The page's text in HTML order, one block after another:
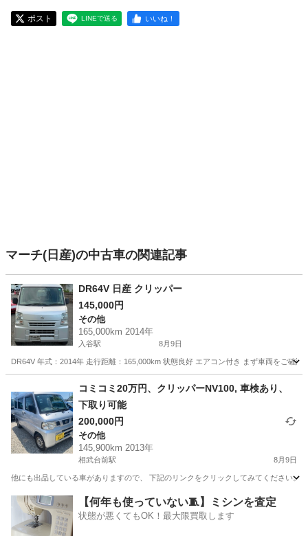
ポスト LINEで送る いいね！
マーチ(日産)の中古車の関連記事
DR64V 日産 クリッパー
145,000円
その他
165,000km 2014年
入谷駅 8月9日
DR64V 年式：2014年 走行距離：165,000km 状態良好 エアコン付き まず車両をご確
その他
コミコミ20万円、クリッパーNV100, 車検あり、
下取り可能
200,000円
その他
145,900km 2013年
相武台前駅 8月9日
他にも出品している車がありますので、 下記のリンクをクリックしてみてください。
神奈川 相模原市 相武台前駅 その他 クリッパー
【何年も使っていない🧵】ミシンを査定
状態が悪くてもOK！最大限買取します